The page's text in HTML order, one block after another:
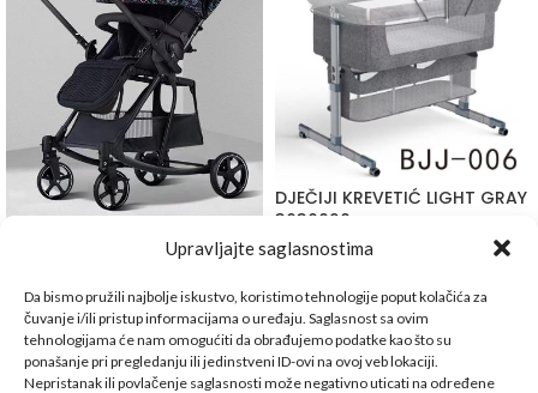
Upravljajte saglasnostima
Da bismo pružili najbolje iskustvo, koristimo tehnologije poput kolačića za
čuvanje i/ili pristup informacijama o uređaju. Saglasnost sa ovim
tehnologijama će nam omogućiti da obrađujemo podatke kao što su
ponašanje pri pregledanju ili jedinstveni ID-ovi na ovoj veb lokaciji.
Nepristanak ili povlačenje saglasnosti može negativno uticati na određene
DODAJ U KORPU
EAN: 8610055282836
DJEČIJI KREVETIĆ LIGHT GRAY
3630020
DODAJ U KORPU